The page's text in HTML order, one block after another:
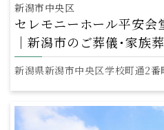
新潟市中央区
セレモニーホール平安会
｜新潟市のご葬儀･家族葬
新潟県新潟市中央区学校町通2